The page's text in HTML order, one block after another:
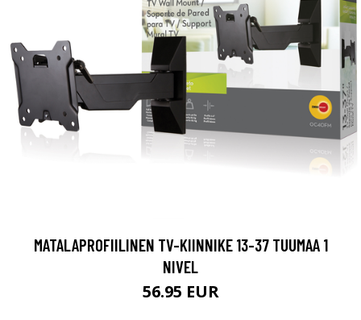
MATALAPROFIILINEN TV-KIINNIKE 13-37 TUUMAA 1
NIVEL
56.95 EUR